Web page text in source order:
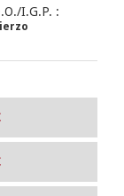
I.G.P. :